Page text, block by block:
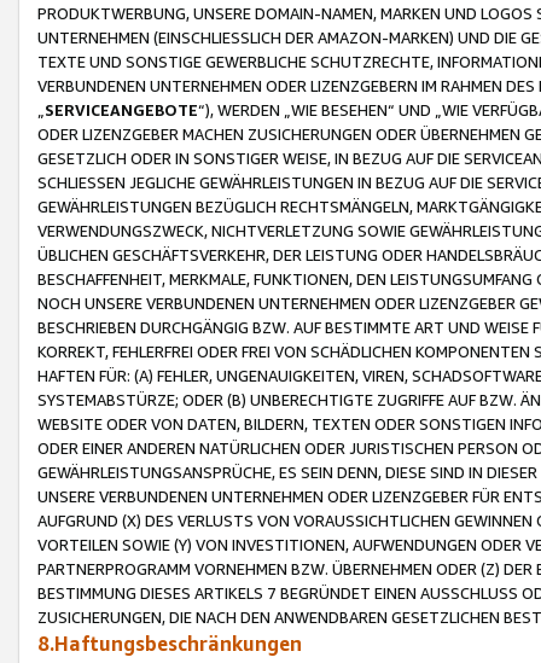
PRODUKTWERBUNG, UNSERE DOMAIN-NAMEN, MARKEN UND
UNTERNEHMEN (EINSCHLIESSLICH DER AMAZON-MARKEN) UND DIE
TEXTE UND SONSTIGE GEWERBLICHE SCHUTZRECHTE,
VERBUNDENEN UNTERNEHMEN ODER LIZENZGEBERN IM RAHMEN
SERVICEANGEBOTE“), WERDEN „WIE BESEHEN“ UND „WIE
ODER LIZENZGEBER MACHEN ZUSICHERUNGEN ODER ÜBERNEHMEN
GESETZLICH ODER IN SONSTIGER WEISE, IN BEZUG AUF DIE
SCHLIESSEN JEGLICHE GEWÄHRLEISTUNGEN IN BEZUG AUF DIE
GEWÄHRLEISTUNGEN BEZÜGLICH RECHTSMÄNGELN,
VERWENDUNGSZWECK, NICHTVERLETZUNG SOWIE
ÜBLICHEN GESCHÄFTSVERKEHR, DER LEISTUNG ODER
BESCHAFFENHEIT, MERKMALE, FUNKTIONEN, DEN
NOCH UNSERE VERBUNDENEN UNTERNEHMEN ODER LIZENZGEBER
BESCHRIEBEN DURCHGÄNGIG BZW. AUF BESTIMMTE ART UND
KORREKT, FEHLERFREI ODER FREI VON SCHÄDLICHEN
HAFTEN FÜR: (A) FEHLER, UNGENAUIGKEITEN, VIREN,
SYSTEMABSTÜRZE; ODER (B) UNBERECHTIGTE ZUGRIFFE AUF BZW.
WEBSITE ODER VON DATEN, BILDERN, TEXTEN ODER SONSTIGEN
ODER EINER ANDEREN NATÜRLICHEN ODER JURISTISCHEN PERSON
GEWÄHRLEISTUNGSANSPRÜCHE, ES SEIN DENN, DIESE SIND IN
UNSERE VERBUNDENEN UNTERNEHMEN ODER LIZENZGEBER FÜR
AUFGRUND (X) DES VERLUSTS VON VORAUSSICHTLICHEN
VORTEILEN SOWIE (Y) VON INVESTITIONEN, AUFWENDUNGEN ODER
PARTNERPROGRAMM VORNEHMEN BZW. ÜBERNEHMEN ODER (Z)
BESTIMMUNG DIESES ARTIKELS 7 BEGRÜNDET EINEN AUSSCHLUSS
ZUSICHERUNGEN, DIE NACH DEN ANWENDBAREN GESETZLICHEN
8.Haftungsbeschränkungen